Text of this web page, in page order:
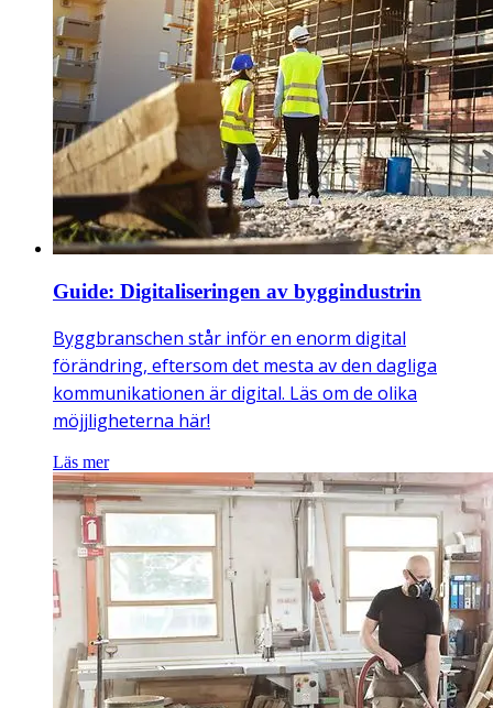
Guide: Digitaliseringen av byggindustrin
Byggbranschen står inför en enorm digital
förändring, eftersom det mesta av den dagliga
kommunikationen är digital. Läs om de olika
möjjligheterna här!
Läs mer